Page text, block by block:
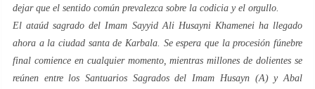
dejar que el sentido común prevalezca sobre la codicia y el orgullo.
El ataúd sagrado del Imam Sayyid Ali Husayni Khamenei ha llegado
ahora a la ciudad santa de Karbala. Se espera que la procesión fúnebre
final comience en cualquier momento, mientras millones de dolientes se
reúnen entre los Santuarios Sagrados del Imam Husayn (A) y Abal